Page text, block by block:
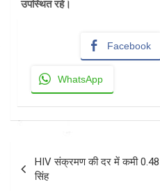
उपस्थित रहे।
Facebook
WhatsApp
Post
navigation
HIV संक्रमण की दर में कमी
सिंह